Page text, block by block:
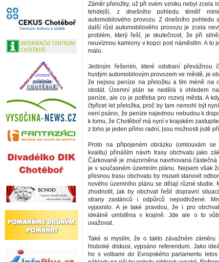
Záměr přeložky, už při svém vzniku nebyl zcela
tehdejší, z dnešního pohledu téměř
automobilového provozu. Z dnešního pohledu
další růst automobilového provozu je zcela
problém, který řeší, je skutečnost, že při
neuvíznou kamiony v kopci pod náměstím. A to
málo.
Jediným řešením, které odstraní převážnou
hustým automobilovým provozem ve městě, je
že nejsou peníze na přeložku a tím méně na
obstát. Územní plán se nedělá s ohledem
peníze, ale co je potřeba pro rozvoj města. A
čtyřicet let přeložka, proč by tam nemohl být
není psáno, že peníze najednou nebudou k
k tomu, že Chotěboř má nyní v krajském
z toho je jeden přímo radní, jsou možnosti jistě
Proto na připojeném obrázku (omlouvám
kvalitu) přináším návrh trasy obchvatu jako
Čárkovaně je znázorněna navrhovaná
je v současném územním plánu. Nejsem však
přesnou trasu obchvatu by museli stanovit
nového územního plánu se dělají různé studie.
zhodnotit, jak by obchvat řešil dopravní
strany zastánců i odpůrců nepodložené.
vyjasnilo. A je také pravdou, že i pro
ideálně umístěna v krajině. Jde ale o to
uvažovat.
Také si myslím, že o takto závažném
hluboké diskusi, vypsáno referendum. Jako
ho s volbami do Evropského parlamentu